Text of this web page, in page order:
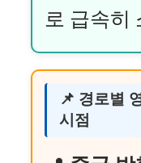
로 급속히
📌 경로별
시점